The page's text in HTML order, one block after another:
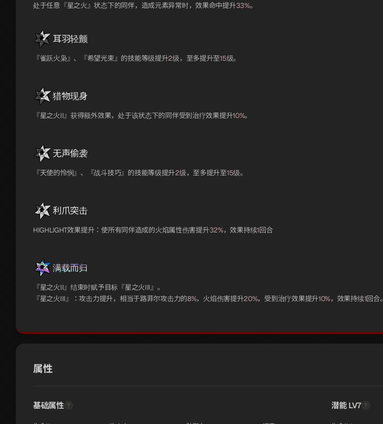
处于任意『星之火』状态下的同伴，造成元素异常时，效果命中提升33%。
耳羽轻颤
『雀跃火枭』、『希望光束』的技能等级提升2级，至多提升至15级。
猎物现身
『星之火II』获得额外效果，处于该状态下的同伴受到治疗效果提升10%。
无声偷袭
『天使的怜悯』、『战斗技巧』的技能等级提升2级，至多提升至15级。
利爪突击
HIGHLIGHT效果提升：使所有同伴造成的火焰属性伤害提升32%，效果持续1回合
满载而归
『星之火II』结束时赋予目标『星之火III』。
『星之火III』：攻击力提升，相当于路菲尔攻击力的8%，火焰伤害提升20%，受到治疗效果提升10%，效果持续1回合。
属性
基础属性 潜能 LV7